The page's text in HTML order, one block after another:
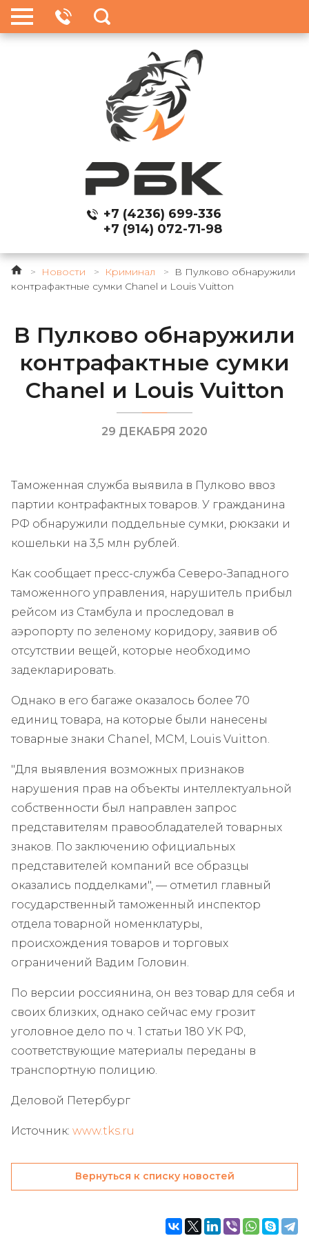
+7 (4236) 699-336
+7 (914) 072-71-98
> Новости > Криминал >
В Пулково обнаружили
контрафактные сумки Chanel и Louis Vuitton
В Пулково обнаружили
контрафактные сумки
Chanel и Louis Vuitton
29 ДЕКАБРЯ 2020
Таможенная служба выявила в Пулково ввоз
партии контрафактных товаров. У гражданина
РФ обнаружили поддельные сумки, рюкзаки и
кошельки на 3,5 млн рублей.
Как сообщает пресс-служба Северо-Западного
таможенного управления, нарушитель прибыл
рейсом из Стамбула и проследовал в
аэропорту по зеленому коридору, заявив об
отсутствии вещей, которые необходимо
задекларировать.
Однако в его багаже оказалось более 70
единиц товара, на которые были нанесены
товарные знаки Chanel, MCM, Louis Vuitton.
"Для выявления возможных признаков
нарушения прав на объекты интеллектуальной
собственности был направлен запрос
представителям правообладателей товарных
знаков. По заключению официальных
представителей компаний все образцы
оказались подделками", — отметил главный
государственный таможенный инспектор
отдела товарной номенклатуры,
происхождения товаров и торговых
ограничений Вадим Головин.
По версии россиянина, он вез товар для себя и
своих близких, однако сейчас ему грозит
уголовное дело по ч. 1 статьи 180 УК РФ,
соответствующие материалы переданы в
транспортную полицию.
Деловой Петербург
Источник: www.tks.ru
Вернуться к списку новостей